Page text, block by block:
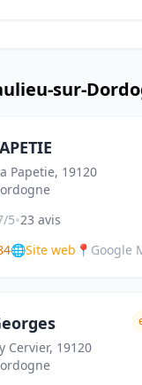
sur-
Papetie, 19120
5•23 avis
🌐Site web 📍 Google
Cervier, 19120